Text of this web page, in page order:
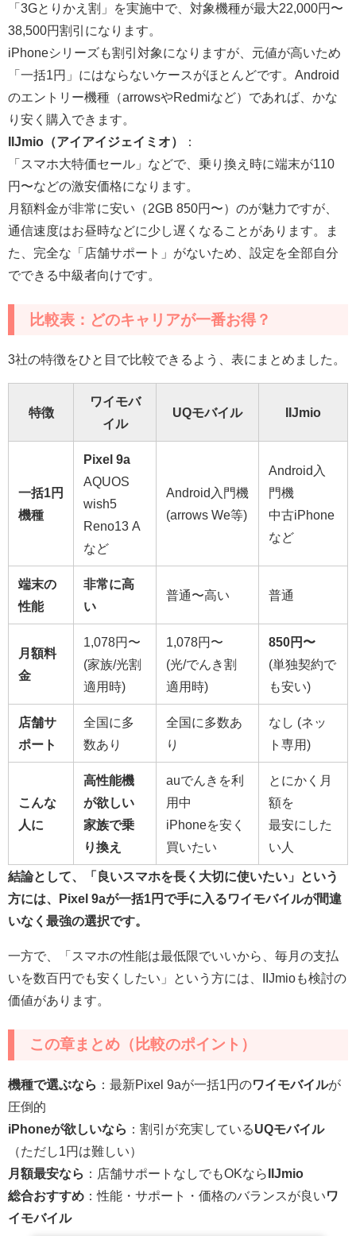
「3Gとりかえ割」を実施中で、対象機種が最大22,000円〜
38,500円割引になります。
iPhoneシリーズも割引対象になりますが、元値が高いため
「一括1円」にはならないケースがほとんどです。Android
のエントリー機種（arrowsやRedmiなど）であれば、かな
り安く購入できます。
IIJmio（アイアイジェイミオ）
：
「スマホ大特価セール」などで、乗り換え時に端末が110
円〜などの激安価格になります。
月額料金が非常に安い（2GB 850円〜）のが魅力ですが、
通信速度はお昼時などに少し遅くなることがあります。ま
た、完全な「店舗サポート」がないため、設定を全部自分
でできる中級者向けです。
比較表：どのキャリアが一番お得？
3社の特徴をひと目で比較できるよう、表にまとめました。
特徴
ワイモバ
イル
UQモバイル IIJmio
一括1円
機種
Pixel 9a
AQUOS
wish5
Reno13 A
など
Android入門機
(arrows We等)
Android入
門機
中古iPhone
など
端末の
性能
非常に高
い
普通〜高い 普通
月額料
金
1,078円〜
(家族/光割
適用時)
1,078円〜
(光/でんき割
適用時)
850円〜
(単独契約で
も安い)
店舗サ
ポート
全国に多
数あり
全国に多数あ
り
なし (ネッ
ト専用)
こんな
人に
高性能機
が欲しい
家族で乗
り換え
auでんきを利
用中
iPhoneを安く
買いたい
とにかく月
額を
最安にした
い人
結論として、「良いスマホを長く大切に使いたい」という
方には、Pixel 9aが一括1円で手に入るワイモバイルが間違
いなく最強の選択です。
一方で、「スマホの性能は最低限でいいから、毎月の支払
いを数百円でも安くしたい」という方には、IIJmioも検討の
価値があります。
この章まとめ（比較のポイント）
機種で選ぶなら ：最新Pixel 9aが一括1円のワイモバイルが
圧倒的
iPhoneが欲しいなら ：割引が充実しているUQモバイル
（ただし1円は難しい）
月額最安なら ：店舗サポートなしでもOKならIIJmio
総合おすすめ ：性能・サポート・価格のバランスが良いワ
イモバイル